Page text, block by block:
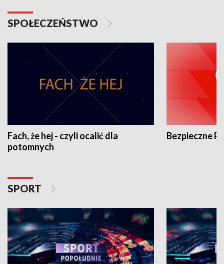
SPOŁECZEŃSTWO
Fach, że hej - czyli ocalić dla
potomnych
Bezpieczne
SPORT